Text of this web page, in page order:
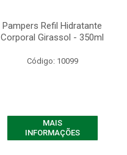
Pampers Refil Hidratante
Corporal Girassol - 350ml
Código: 10099
MAIS
INFORMAÇÕES